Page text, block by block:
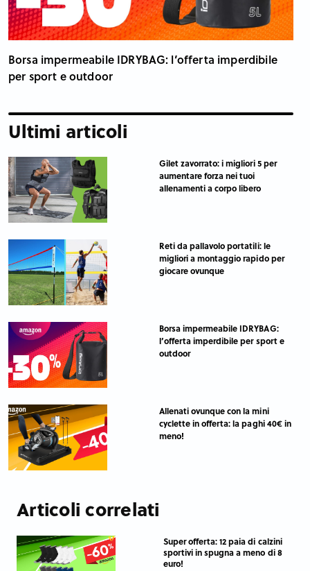
Borsa impermeabile IDRYBAG: l’offerta imperdibile
per sport e outdoor
Ultimi articoli
Gilet zavorrato: i migliori 5 per
aumentare forza nei tuoi
allenamenti a corpo libero
Reti da pallavolo portatili: le
migliori a montaggio rapido per
giocare ovunque
Borsa impermeabile IDRYBAG:
l’offerta imperdibile per sport e
outdoor
Allenati ovunque con la mini
cyclette in offerta: la paghi 40€ in
meno!
Articoli correlati
Super offerta: 12 paia di calzini
sportivi in spugna a meno di 8
euro!